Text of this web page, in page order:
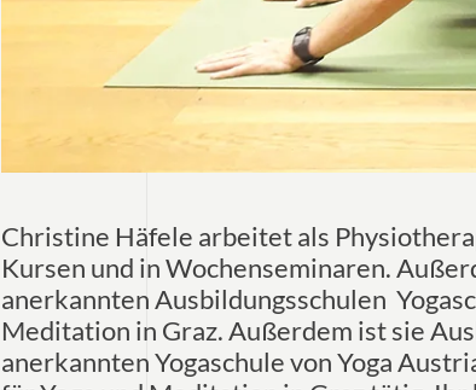
Christine Häfele arbeitet als
Kursen und in Wochenseminaren.
anerkannten Ausbildungsschulen
Meditation in Graz. Außerdem ist sie
anerkannten Yogaschule von Yoga